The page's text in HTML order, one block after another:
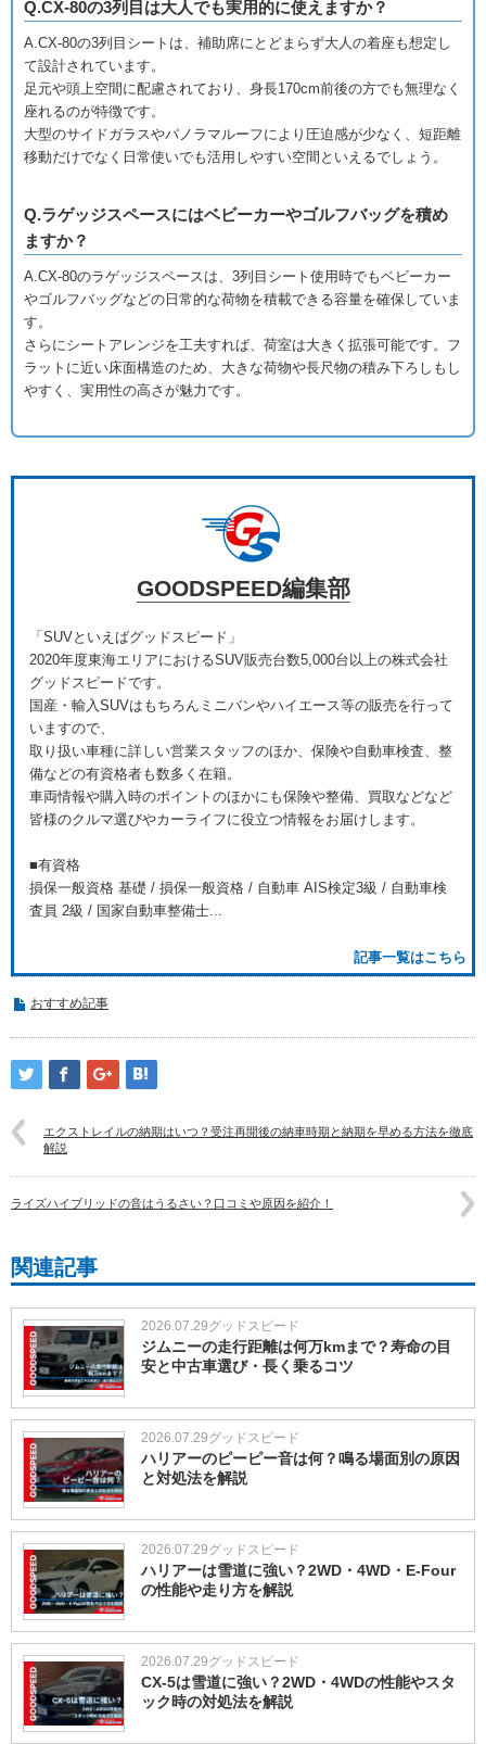
Q.CX-80の3列目は大人でも実用的に使えますか？
A. CX-80の3列目シートは、補助席にとどまらず大人の着座も想定し
て設計されています。
足元や頭上空間に配慮されており、身長170cm前後の方でも無理なく
座れるのが特徴です。
大型のサイドガラスやパノラマルーフにより圧迫感が少なく、短距離
移動だけでなく日常使いでも活用しやすい空間といえるでしょう。
Q.ラゲッジスペースにはベビーカーやゴルフバッグを積め
ますか？
A. CX-80のラゲッジスペースは、3列目シート使用時でもベビーカー
やゴルフバッグなどの日常的な荷物を積載できる容量を確保していま
す。
さらにシートアレンジを工夫すれば、荷室は大きく拡張可能です。フ
ラットに近い床面構造のため、大きな荷物や長尺物の積み下ろしもし
やすく、実用性の高さが魅力です。
GOODSPEED編集部
「SUVといえばグッドスピード」
2020年度東海エリアにおけるSUV販売台数5,000台以上の株式会社
グッドスピードです。
国産・輸入SUVはもちろんミニバンやハイエース等の販売を行って
いますので、
取り扱い車種に詳しい営業スタッフのほか、保険や自動車検査、整
備などの有資格者も数多く在籍。
車両情報や購入時のポイントのほかにも保険や整備、買取などなど
皆様のクルマ選びやカーライフに役立つ情報をお届けします。
■有資格
損保一般資格 基礎 / 損保一般資格 / 自動車 AIS検定3級 / 自動車検
査員 2級 / 国家自動車整備士...
記事一覧はこちら
おすすめ記事
エクストレイルの納期はいつ？受注再開後の納車時期と納期を早める方法を徹底
解説
ライズハイブリッドの音はうるさい？口コミや原因を紹介！
関連記事
2026.07.29グッドスピード
ジムニーの走行距離は何万kmまで？寿命の目
安と中古車選び・長く乗るコツ
2026.07.29グッドスピード
ハリアーのピーピー音は何？鳴る場面別の原因
と対処法を解説
2026.07.29グッドスピード
ハリアーは雪道に強い？2WD・4WD・E-Four
の性能や走り方を解説
2026.07.29グッドスピード
CX-5は雪道に強い？2WD・4WDの性能やスタ
ック時の対処法を解説